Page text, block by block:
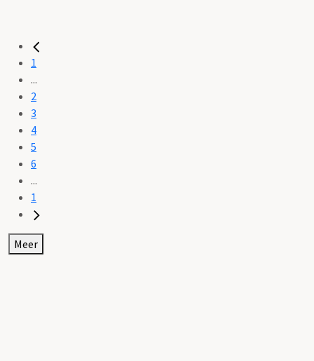
1
...
2
3
4
5
6
...
1
Meer